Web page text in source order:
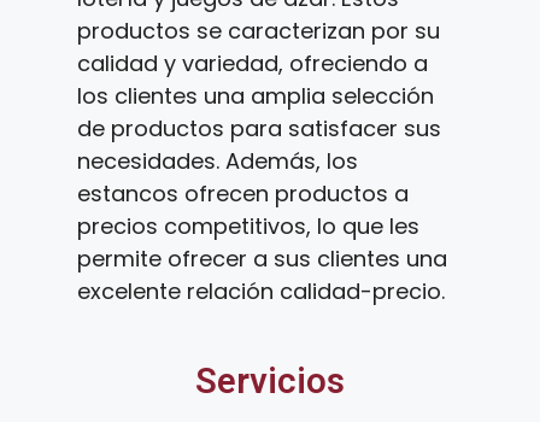
productos se caracterizan por su
calidad y variedad, ofreciendo a
los clientes una amplia selección
de productos para satisfacer sus
necesidades. Además, los
estancos ofrecen productos a
precios competitivos, lo que les
permite ofrecer a sus clientes una
excelente relación calidad-precio.
Servicios